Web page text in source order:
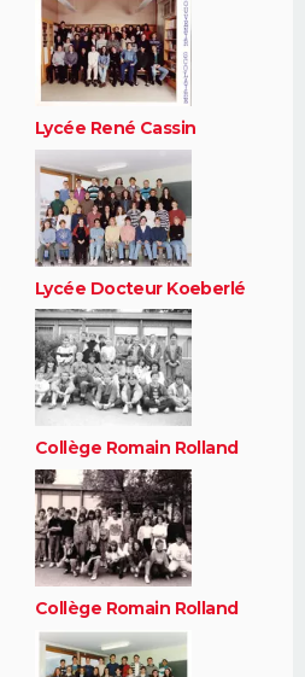
Lycée René Cassin
Lycée Docteur Koeberlé
Collège Romain Rolland
Collège Romain Rolland